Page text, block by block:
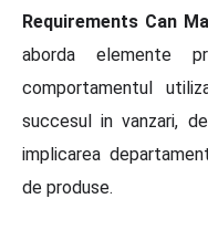
Requirements Can
aborda elemente
comportamentul
succesul in vanzari,
implicarea
de produse.